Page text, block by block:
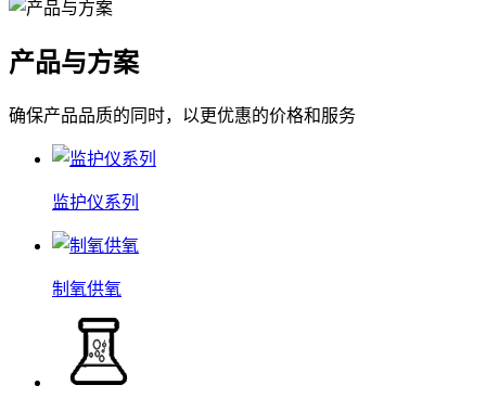
产品与方案
确保产品品质的同时，以更优惠的价格和服务
监护仪系列
制氧供氧